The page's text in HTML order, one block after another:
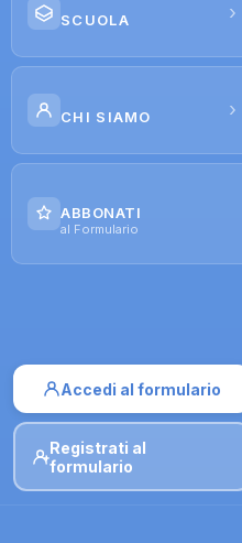
SCUOLA ›
Corsi
Moduli di iscrizione
CHI SIAMO ›
Contatti
ABBONATI
al Formulario
Accedi al formulario
Registrati al
formulario